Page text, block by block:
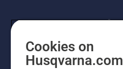
Cookies on
Husqvarna.com